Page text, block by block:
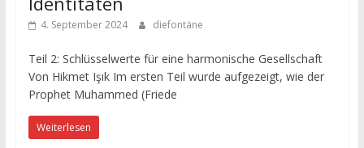
4. September 2024 diefontäne
Teil 2: Schlüsselwerte für eine harmonische Gesellschaft
Von Hikmet Işık Im ersten Teil wurde aufgezeigt, wie der
Prophet Muhammed (Friede
Weiterlesen